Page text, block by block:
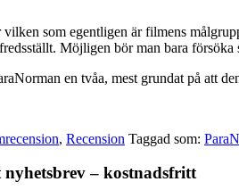
vilken som egentligen är filmens
Möjligen bör man bara försöka
en tvåa, mest grundat på att
, Recension Taggad som:
– kostnadsfritt